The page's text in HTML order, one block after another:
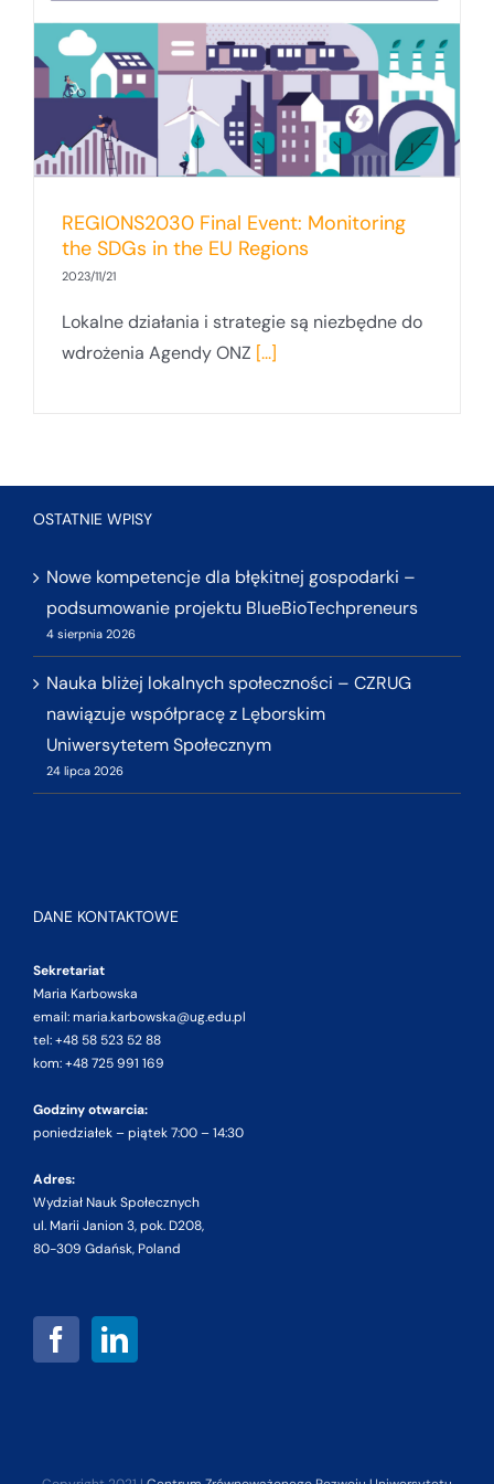
REGIONS2030 Final Event: Monitoring
the SDGs in the EU Regions
2023/11/21
Lokalne działania i strategie są niezbędne do
wdrożenia Agendy ONZ [...]
OSTATNIE WPISY
Nowe kompetencje dla błękitnej gospodarki –
podsumowanie projektu BlueBioTechpreneurs
4 sierpnia 2026
Nauka bliżej lokalnych społeczności – CZRUG
nawiązuje współpracę z Lęborskim
Uniwersytetem Społecznym
24 lipca 2026
DANE KONTAKTOWE
Sekretariat
Maria Karbowska
email: maria.karbowska@ug.edu.pl
tel: +48 58 523 52 88
kom: +48 725 991 169
Godziny otwarcia:
poniedziałek – piątek 7:00 – 14:30
Adres:
Wydział Nauk Społecznych
ul. Marii Janion 3, pok. D208,
80-309 Gdańsk, Poland